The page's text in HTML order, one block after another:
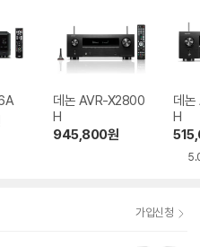
데논 AVR-X2800
H
945,800원
데
H
가입신청